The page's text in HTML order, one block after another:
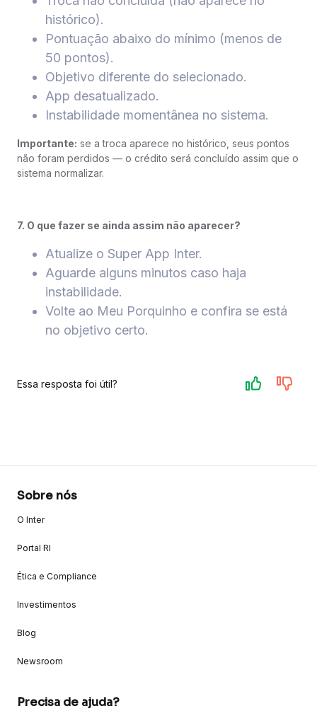
histórico).
Pontuação abaixo do mínimo (menos de
50 pontos).
Objetivo diferente do selecionado.
App desatualizado.
Instabilidade momentânea no sistema.
Importante: se a troca aparece no histórico, seus pontos
não foram perdidos — o crédito será concluído assim que o
sistema normalizar.
7. O que fazer se ainda assim não aparecer?
Atualize o Super App Inter.
Aguarde alguns minutos caso haja
instabilidade.
Volte ao Meu Porquinho e confira se está
no objetivo certo.
Essa resposta foi útil?
Sobre nós
O Inter
Portal RI
Ética e Compliance
Investimentos
Blog
Newsroom
Precisa de ajuda?